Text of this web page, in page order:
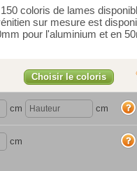
coloris de lames
sur mesure est
pour l'aluminium et en
Choisir le coloris
cm cm
cm